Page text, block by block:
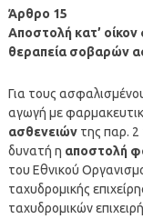
Άρθρο 15
Αποστολή κατ’
θεραπεία σοβαρών
Για τους
αγωγή με
ασθενειώντης παρ. 2
δυνατή η αποστολή
του Εθνικού
ταχυδρομικής
ταχυδρομικών